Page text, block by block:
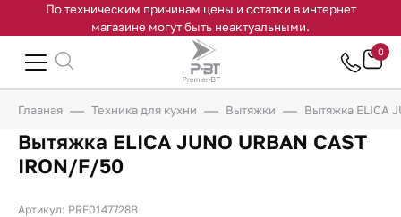
По техническим причинам цены и остатки в интернет
магазине могут быть неактуальными.
0
Главная Техника для кухни Вытяжки Вытяжка ELICA
Вытяжка ELICA JUNO URBAN CAST
IRON/F/50
Артикул: PRF0147728B